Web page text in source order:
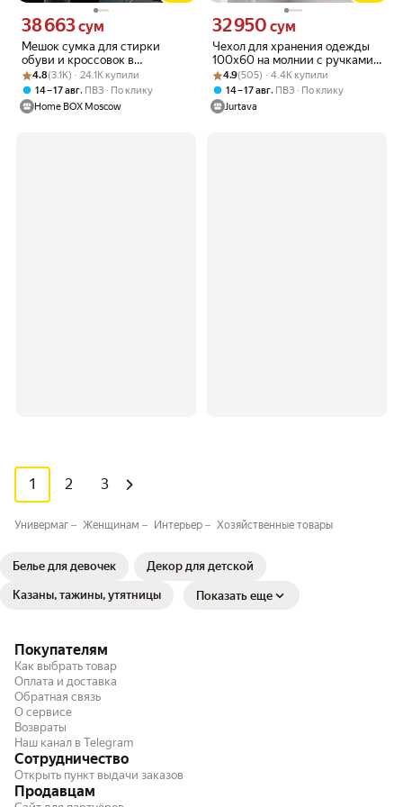
Мешок сумка для стирки
обуви и кроссовок в
стиральной машине, серый
Цена 38663 сум вместо
38 663сум
Рейтинг товара: 4.8 из 5
Оценок: (3.1K) · 24.1K купили
4.8(3.1K) · 24.1K купили
14 – 17 авг, ПВЗ
По клику
Home BOX Moscow
Чехол для хранения одежды
100х60 на молнии с ручками
черный Jurtava
Цена 32950 сум вместо
32 950 сум
Рейтинг товара: 4.9 из 5
Оценок: (505) · 4.4K купили
4.9(505) · 4.4K купили
14 – 17 авг, ПВЗ
По клику
Jurtava
1 2 3
Универмаг Женщинам Интерьер Хозяйственные товары
Белье для девочек Декор для детской
Казаны, тажины, утятницы Показать еще
Покупателям
Как выбрать товар
Оплата и доставка
Обратная связь
О сервисе
Возвраты
Наш канал в Telegram
Сотрудничество
Открыть пункт выдачи заказов
Продавцам